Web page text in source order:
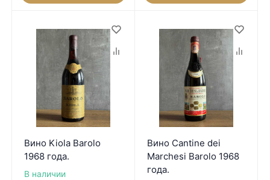
Вино Kiola Barolo
1968 года.
В наличии
Вино Cantine dei
Marchesi Barolo 1968
года.